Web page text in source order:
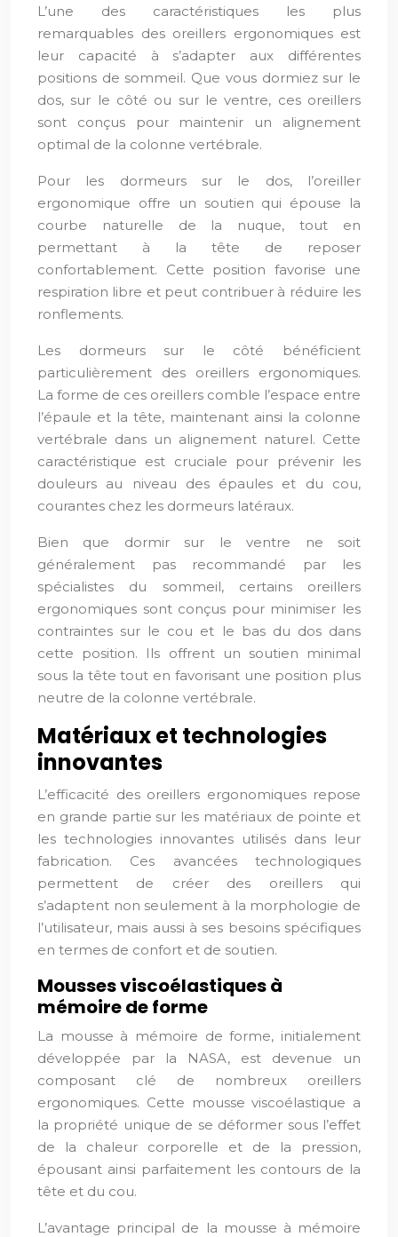
L’une des caractéristiques les plus
remarquables des oreillers ergonomiques est
leur capacité à s’adapter aux différentes
positions de sommeil. Que vous dormiez sur le
dos, sur le côté ou sur le ventre, ces oreillers
sont conçus pour maintenir un alignement
optimal de la colonne vertébrale.
Pour les dormeurs sur le dos, l’oreiller
ergonomique offre un soutien qui épouse la
courbe naturelle de la nuque, tout en
permettant à la tête de reposer
confortablement. Cette position favorise une
respiration libre et peut contribuer à réduire les
ronflements.
Les dormeurs sur le côté bénéficient
particulièrement des oreillers ergonomiques.
La forme de ces oreillers comble l’espace entre
l’épaule et la tête, maintenant ainsi la colonne
vertébrale dans un alignement naturel. Cette
caractéristique est cruciale pour prévenir les
douleurs au niveau des épaules et du cou,
courantes chez les dormeurs latéraux.
Bien que dormir sur le ventre ne soit
généralement pas recommandé par les
spécialistes du sommeil, certains oreillers
ergonomiques sont conçus pour minimiser les
contraintes sur le cou et le bas du dos dans
cette position. Ils offrent un soutien minimal
sous la tête tout en favorisant une position plus
neutre de la colonne vertébrale.
Matériaux et technologies
innovantes
L’efficacité des oreillers ergonomiques repose
en grande partie sur les matériaux de pointe et
les technologies innovantes utilisés dans leur
fabrication. Ces avancées technologiques
permettent de créer des oreillers qui
s’adaptent non seulement à la morphologie de
l’utilisateur, mais aussi à ses besoins spécifiques
en termes de confort et de soutien.
Mousses viscoélastiques à
mémoire de forme
La mousse à mémoire de forme, initialement
développée par la NASA, est devenue un
composant clé de nombreux oreillers
ergonomiques. Cette mousse viscoélastique a
la propriété unique de se déformer sous l’effet
de la chaleur corporelle et de la pression,
épousant ainsi parfaitement les contours de la
tête et du cou.
L’avantage principal de la mousse à mémoire